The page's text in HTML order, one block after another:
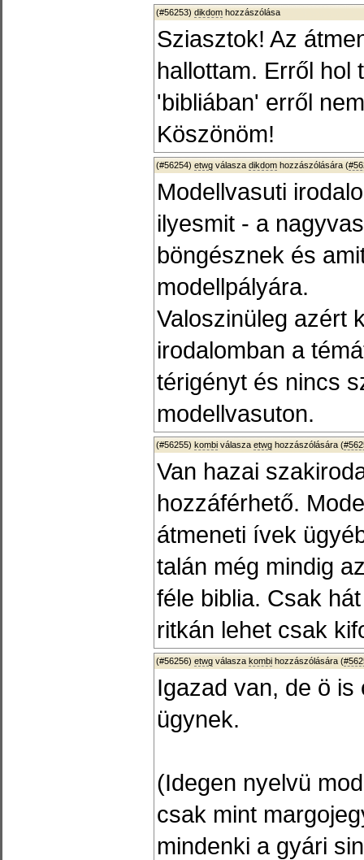
(#56253) dikdom hozzászólása
Sziasztok! Az
hallottam. Erről hol
'bibliában' erről
Köszönöm!
(#56254) etwg válasza dikdom hozzászólására (
Modellvasuti
ilyesmit - a
böngésznek és
modellpályára.
Valoszinüleg azért
irodalomban a
térigényt és nincs
modellvasuton.
(#56255) kombi válasza etwg hozzászólására (
Van hazai
hozzáférhető.
átmeneti ívek
talán még mindig
féle biblia. Csak
ritkán lehet csak
(#56256) etwg válasza kombi hozzászólására (
Igazad van, de ö
ügynek.
(Idegen nyelvü
csak mint
mindenki a gyári